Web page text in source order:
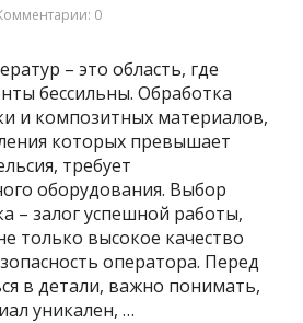
0
– это область, где
бессильны. Обработка
и композитных материалов,
которых превышает
требует
оборудования. Выбор
– залог успешной работы,
только высокое качество
оператора. Перед
в детали, важно понимать,
уникален, …